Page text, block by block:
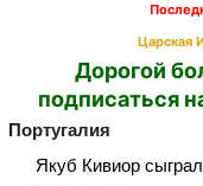
Царская
Дорогой
подписаться
Португалия
Якуб Кивиор